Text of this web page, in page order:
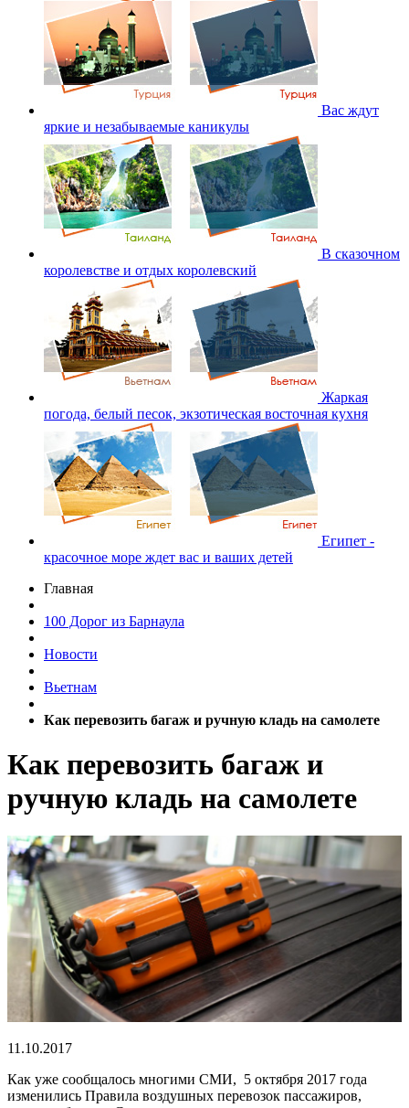
Вас ждут
яркие и незабываемые каникулы
В сказочном
королевстве и отдых королевский
Жаркая
погода, белый песок, экзотическая восточная кухня
Египет -
красочное море ждет вас и ваших детей
Главная
100 Дорог из Барнаула
Новости
Вьетнам
Как перевозить багаж и ручную кладь на самолете
Как перевозить багаж и
ручную кладь на самолете
11.10.2017
Как уже сообщалось многими СМИ, 5 октября 2017 года
изменились Правила воздушных перевозок пассажиров,